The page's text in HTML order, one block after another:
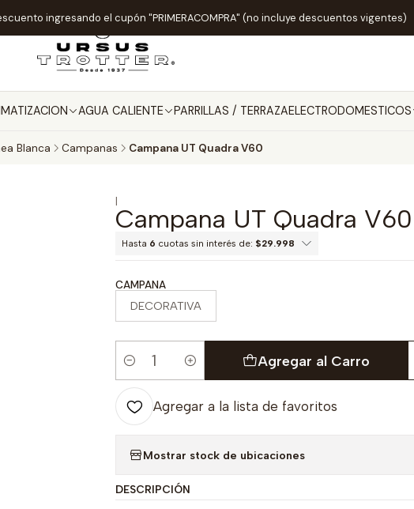
AGUA CALIENTE PARRILLAS / TERRAZAELECTRODOMESTICOS
ingresando el cupón "PRIMERACOMPRA" (no incluye descuentos vigentes)
Blanca Campanas Campana UT Quadra V60
|
Campana UT Quadra V60
Hasta 6 cuotas sin interés de: $29.998
CAMPANA
DECORATIVA
Cantidad
Agregar al Carro
Agregar a la lista de favoritos
Mostrar stock de ubicaciones
DESCRIPCIÓN